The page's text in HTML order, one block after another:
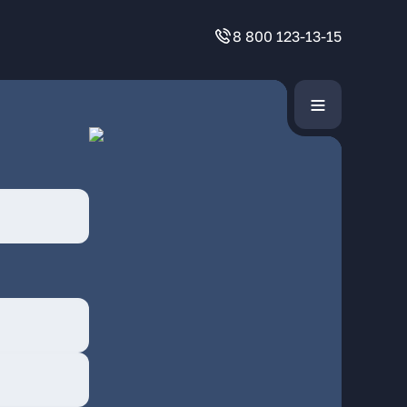
8 800 123-13-15